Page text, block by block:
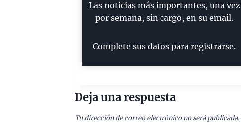
Las noticias más importantes, una vez
por semana, sin cargo, en su email.
Complete sus datos para registrarse.
Deja una respuesta
Tu dirección de correo electrónico no será publicada.